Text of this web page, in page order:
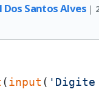
Santos Alves |
(input ( 'Digite